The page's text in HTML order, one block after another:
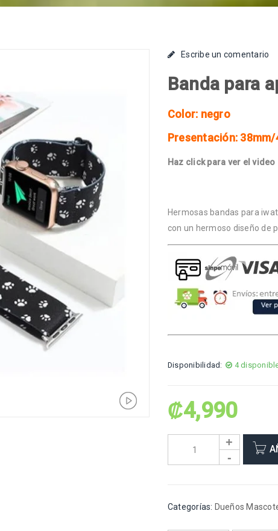
Escribe un comentario
Banda para
Color: negro
Presentación:
Haz click para ver el
Hermosas bandas para
con un hermoso diseño de
Disponibilidad: 4
₡4,990
Categorías: Dueños